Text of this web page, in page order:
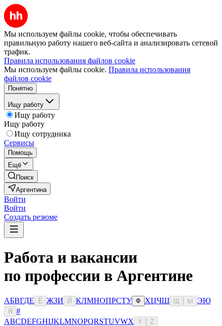
Мы используем файлы cookie, чтобы обеспечивать
правильную работу нашего веб-сайта и анализировать сетевой
трафик.
Правила использования файлов cookie
Мы используем файлы cookie. Правила использования
файлов cookie
Понятно
Ищу работу
Ищу работу
Ищу работу
Ищу сотрудника
Сервисы
Помощь
Ещё
Поиск
Аргентина
Войти
Войти
Создать резюме
Работа и вакансии
по профессии в Аргентине
АБВГДЕ Ё ЖЗИ Й КЛМНОПРСТУ Ф ХЦЧШ Ы ЭЮ
Я
#
ABCDEFGHIJKLMNOPQRSTUVWX Y Z